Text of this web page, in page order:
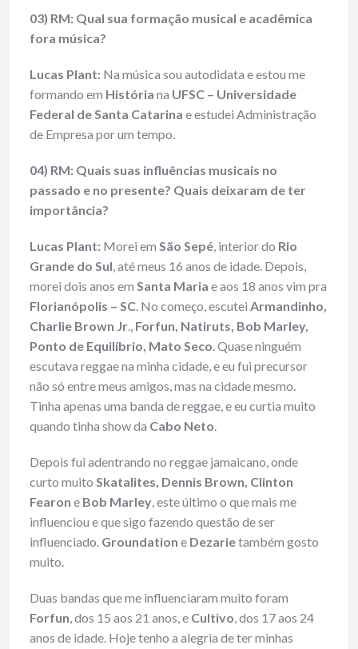
03) RM: Qual sua formação musical e acadêmica
fora música?
Lucas Plant: Na música sou autodidata e estou me
formando em História na UFSC – Universidade
Federal de Santa Catarina e estudei Administração
de Empresa por um tempo.
04) RM: Quais suas influências musicais no
passado e no presente? Quais deixaram de ter
importância?
Lucas Plant: Morei em São Sepé, interior do Rio
Grande do Sul, até meus 16 anos de idade. Depois,
morei dois anos em Santa Maria e aos 18 anos vim pra
Florianópolis – SC. No começo, escutei Armandinho,
Charlie Brown Jr., Forfun, Natiruts, Bob Marley,
Ponto de Equilíbrio, Mato Seco. Quase ninguém
escutava reggae na minha cidade, e eu fui precursor
não só entre meus amigos, mas na cidade mesmo.
Tinha apenas uma banda de reggae, e eu curtia muito
quando tinha show da Cabo Neto.
Depois fui adentrando no reggae jamaicano, onde
curto muito Skatalites, Dennis Brown, Clinton
Fearon e Bob Marley, este último o que mais me
influenciou e que sigo fazendo questão de ser
influenciado. Groundation e Dezarietambém gosto
muito.
Duas bandas que me influenciaram muito foram
Forfun, dos 15 aos 21 anos, e Cultivo, dos 17 aos 24
anos de idade. Hoje tenho a alegria de ter minhas